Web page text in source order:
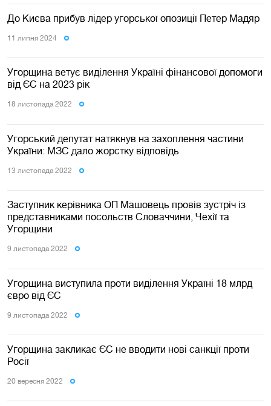
До Києва прибув лідер угорської опозиції Петер Мадяр
11 липня 2024
Угорщина ветує виділення Україні фінансової допомоги
від ЄС на 2023 рік
18 листопада 2022
Угорський депутат натякнув на захоплення частини
України: МЗС дало жорстку відповідь
13 листопада 2022
Заступник керівника ОП Машовець провів зустріч із
представниками посольств Словаччини, Чехії та
Угорщини
9 листопада 2022
Угорщина виступила проти виділення Україні 18 млрд
євро від ЄС
9 листопада 2022
Угорщина закликає ЄС не вводити нові санкції проти
Росії
20 вересня 2022